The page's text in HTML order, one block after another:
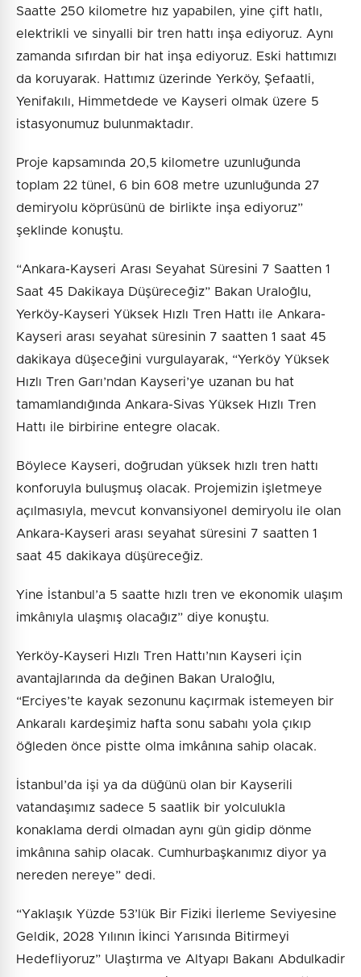
Saatte 250 kilometre hız yapabilen, yine çift hatlı,
elektrikli ve sinyalli bir tren hattı inşa ediyoruz. Aynı
zamanda sıfırdan bir hat inşa ediyoruz. Eski hattımızı
da koruyarak. Hattımız üzerinde Yerköy, Şefaatli,
Yenifakılı, Himmetdede ve Kayseri olmak üzere 5
istasyonumuz bulunmaktadır.
Proje kapsamında 20,5 kilometre uzunluğunda
toplam 22 tünel, 6 bin 608 metre uzunluğunda 27
demiryolu köprüsünü de birlikte inşa ediyoruz”
şeklinde konuştu.
“Ankara-Kayseri Arası Seyahat Süresini 7 Saatten 1
Saat 45 Dakikaya Düşüreceğiz” Bakan Uraloğlu,
Yerköy-Kayseri Yüksek Hızlı Tren Hattı ile Ankara-
Kayseri arası seyahat süresinin 7 saatten 1 saat 45
dakikaya düşeceğini vurgulayarak, “Yerköy Yüksek
Hızlı Tren Garı’ndan Kayseri’ye uzanan bu hat
tamamlandığında Ankara-Sivas Yüksek Hızlı Tren
Hattı ile birbirine entegre olacak.
Böylece Kayseri, doğrudan yüksek hızlı tren hattı
konforuyla buluşmuş olacak. Projemizin işletmeye
açılmasıyla, mevcut konvansiyonel demiryolu ile olan
Ankara-Kayseri arası seyahat süresini 7 saatten 1
saat 45 dakikaya düşüreceğiz.
Yine İstanbul’a 5 saatte hızlı tren ve ekonomik ulaşım
imkânıyla ulaşmış olacağız” diye konuştu.
Yerköy-Kayseri Hızlı Tren Hattı’nın Kayseri için
avantajlarında da değinen Bakan Uraloğlu,
“Erciyes’te kayak sezonunu kaçırmak istemeyen bir
Ankaralı kardeşimiz hafta sonu sabahı yola çıkıp
öğleden önce pistte olma imkânına sahip olacak.
İstanbul’da işi ya da düğünü olan bir Kayserili
vatandaşımız sadece 5 saatlik bir yolculukla
konaklama derdi olmadan aynı gün gidip dönme
imkânına sahip olacak. Cumhurbaşkanımız diyor ya
nereden nereye” dedi.
“Yaklaşık Yüzde 53’lük Bir Fiziki İlerleme Seviyesine
Geldik, 2028 Yılının İkinci Yarısında Bitirmeyi
Hedefliyoruz” Ulaştırma ve Altyapı Bakanı Abdulkadir